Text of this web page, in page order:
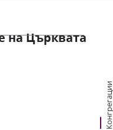
на Църквата
Конгрегации